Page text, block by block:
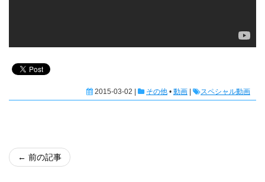
2015-03-02 | その他 • 動画 スペシャル動画
← 前の記事